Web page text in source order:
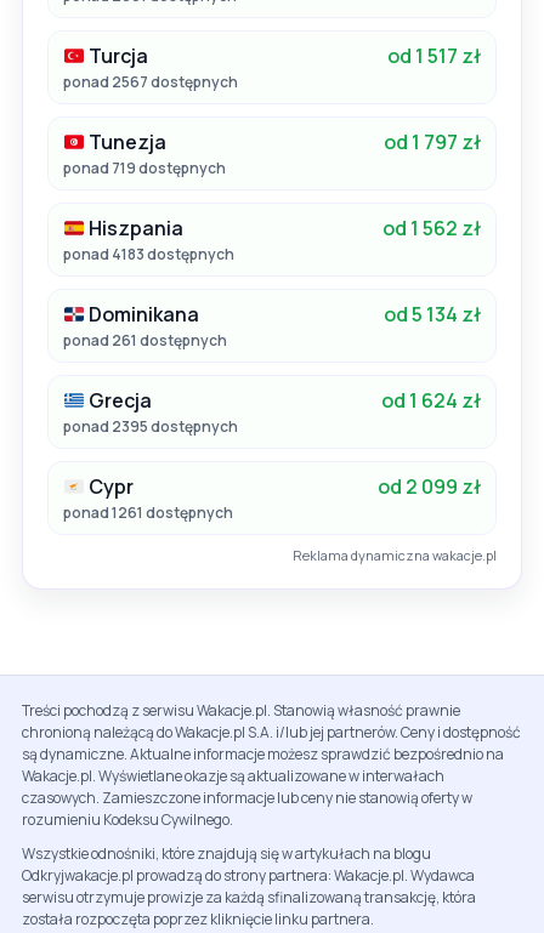
Turcja od 1 517 zł
ponad 2567 dostępnych
Tunezja od 1 797 zł
ponad 719 dostępnych
Hiszpania od 1 562 zł
ponad 4183 dostępnych
Dominikana od 5 134 zł
ponad 261 dostępnych
Grecja od 1 624 zł
ponad 2395 dostępnych
Cypr od 2 099 zł
ponad 1261 dostępnych
Reklama dynamiczna wakacje.pl
Treści pochodzą z serwisu Wakacje.pl. Stanowią własność prawnie
chronioną należącą do Wakacje.pl S.A. i/lub jej partnerów. Ceny i dostępność
są dynamiczne. Aktualne informacje możesz sprawdzić bezpośrednio na
Wakacje.pl. Wyświetlane okazje są aktualizowane w interwałach
czasowych. Zamieszczone informacje lub ceny nie stanowią oferty w
rozumieniu Kodeksu Cywilnego.
Wszystkie odnośniki, które znajdują się w artykułach na blogu
Odkryjwakacje.pl prowadzą do strony partnera: Wakacje.pl. Wydawca
serwisu otrzymuje prowizje za każdą sfinalizowaną transakcję, która
została rozpoczęta poprzez kliknięcie linku partnera.